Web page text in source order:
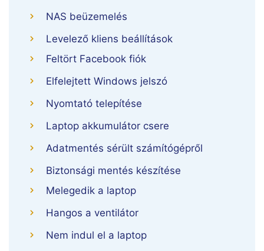
NAS beüzemelés
Levelező kliens beállítások
Feltört Facebook fiók
Elfelejtett Windows jelszó
Nyomtató telepítése
Laptop akkumulátor csere
Adatmentés sérült számítógépről
Biztonsági mentés készítése
Melegedik a laptop
Hangos a ventilátor
Nem indul el a laptop